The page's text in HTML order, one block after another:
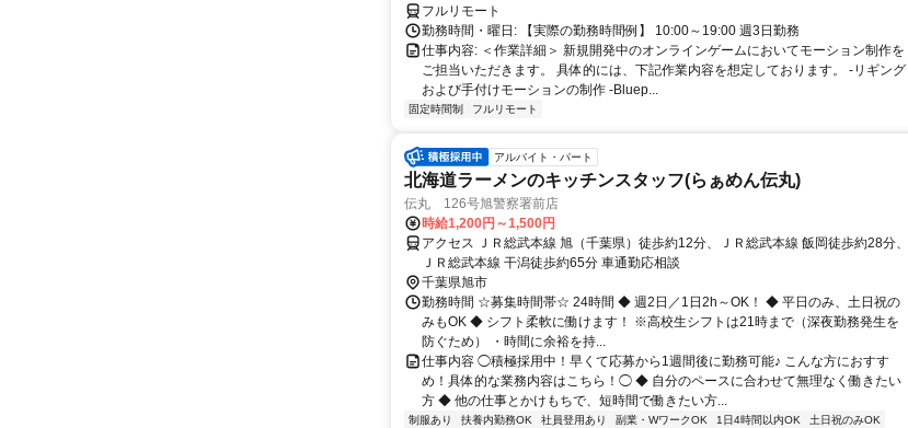
フルリモート
勤務時間・曜日: 【実際の勤務時間例】 10:00～19:00 週3日勤務
仕事内容: ＜作業詳細＞ 新規開発中のオンラインゲームにおいてモーション制作を
ご担当いただきます。 具体的には、下記作業内容を想定しております。 -リギング
および手付けモーションの制作 -Bluep...
固定時間制 フルリモート
アルバイト・パート
北海道ラーメンのキッチンスタッフ(らぁめん伝丸)
伝丸 126号旭警察署前店
時給1,200円～1,500円
アクセス ＪＲ総武本線 旭（千葉県）徒歩約12分、ＪＲ総武本線 飯岡徒歩約28分、
ＪＲ総武本線 干潟徒歩約65分 車通勤応相談
千葉県旭市
勤務時間 ☆募集時間帯☆ 24時間 ◆ 週2日／1日2h～OK！ ◆ 平日のみ、土日祝の
みもOK ◆ シフト柔軟に働けます！ ※高校生シフトは21時まで（深夜勤務発生を
防ぐため） ・時間に余裕を持...
仕事内容 ◯積極採用中！早くて応募から1週間後に勤務可能♪ こんな方におすす
め！具体的な業務内容はこちら！◯ ◆ 自分のペースに合わせて無理なく働きたい
方 ◆ 他の仕事とかけもちで、短時間で働きたい方...
制服あり 扶養内勤務OK 社員登用あり 副業・WワークOK 1日4時間以内OK
土日祝のみOK